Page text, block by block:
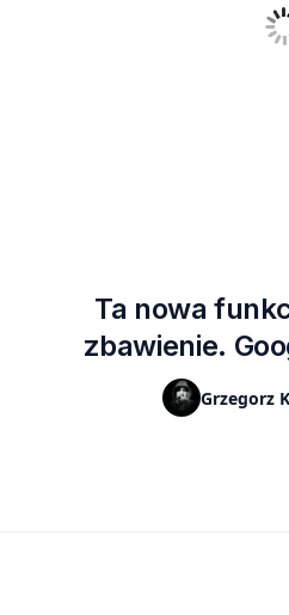
Ta nowa
zbawienie.
wojnę
Grzegorz